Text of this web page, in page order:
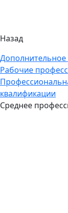
Назад
Рабочие
квалификации
Среднее